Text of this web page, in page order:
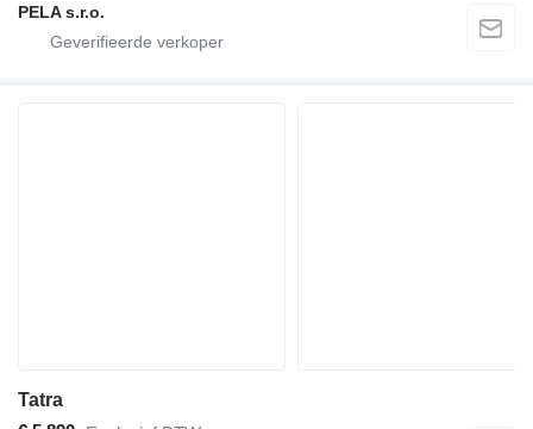
PELA s.r.o.
Tatra